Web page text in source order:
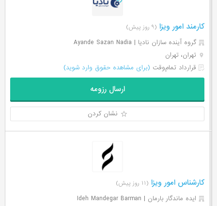
کارمند امور ویزا (۹ روز پیش)
گروه آینده سازان نادیا | Ayande Sazan Nadia
تهران، تهران
قرارداد تمام‌وقت (برای مشاهده حقوق وارد شوید)
ارسال رزومه
نشان کردن
کارشناس امور ویزا (۱۱ روز پیش)
ایده ماندگار بارمان | Ideh Mandegar Barman